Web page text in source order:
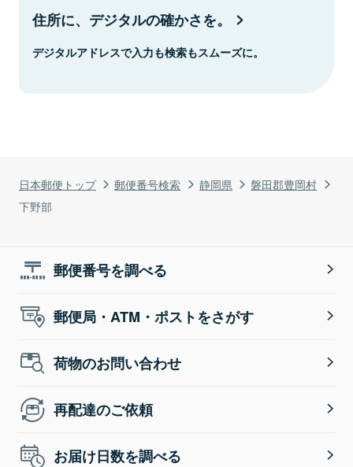
日本郵便トップ 郵便番号検索 静岡県
磐田郡豊岡村
下野部
住所に、デジタルの確かさを。
デジタルアドレスで入力も検索もスムーズに。
郵便番号を調べる
郵便局・ATM・ポストをさがす
荷物のお問い合わせ
再配達のご依頼
お届け日数を調べる